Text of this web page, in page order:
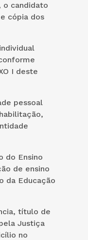
o candidato
cópia dos
I deste
pessoal
do Ensino
de ensino
da Educação
título de
Justiça
no